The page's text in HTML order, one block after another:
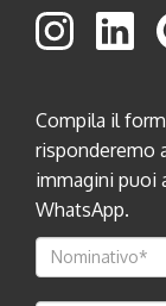
Compila il
risponderemo
immagini puoi
WhatsApp.